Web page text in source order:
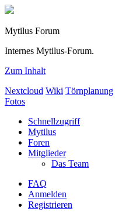
Mytilus Forum
Internes Mytilus-Forum.
Zum Inhalt
Nextcloud Wiki Törnplanung
Fotos
Schnellzugriff
Mytilus
Foren
Mitglieder
Das Team
FAQ
Anmelden
Registrieren